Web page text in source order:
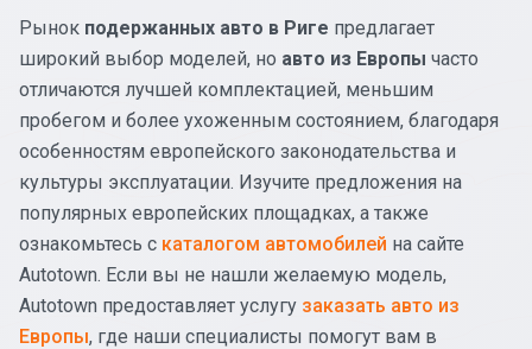
Рынок подержанных авто в Риге предлагает
широкий выбор моделей, но авто из Европы часто
отличаются лучшей комплектацией, меньшим
пробегом и более ухоженным состоянием, благодаря
особенностям европейского законодательства и
культуры эксплуатации. Изучите предложения на
популярных европейских площадках, а также
ознакомьтесь с каталогом автомобилей на сайте
Autotown. Если вы не нашли желаемую модель,
Autotown предоставляет услугу заказать авто из
Европы, где наши специалисты помогут вам в